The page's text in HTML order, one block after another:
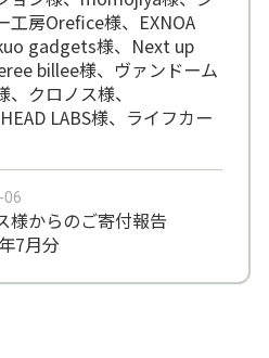
工房Orefice様、EXNOA
gadgets様、Next up
billee様、ヴァンドーム
、クロノス様、
LABS様、ライフカー
06
様からのご寄付報告
7月分